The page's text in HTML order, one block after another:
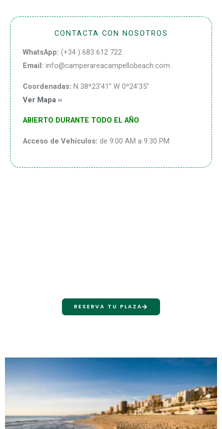
CONTACTA CON NOSOTROS
WhatsApp: (+34 ) 683 612 722
Email: info@camperareacampellobeach.com
Coordenadas: N 38º23’41” W 0º24’35”
Ver Mapa ››
ABIERTO DURANTE TODO EL AÑO
Acceso de Vehículos: de 9:00 AM a 9:30 PM
RESERVA TU PLAZA